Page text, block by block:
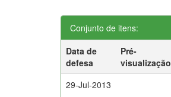
Conjunto de itens:
Data de
defesa
Pré-
visualização
29-Jul-2013